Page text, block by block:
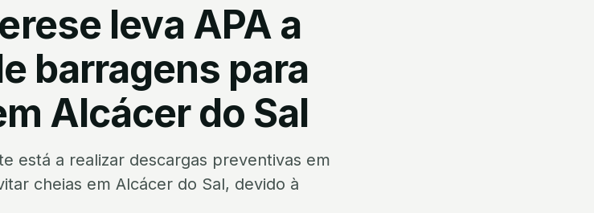
leva APA a
barragens para
Alcácer do Sal
está a realizar descargas preventivas em
cheias em Alcácer do Sal, devido à